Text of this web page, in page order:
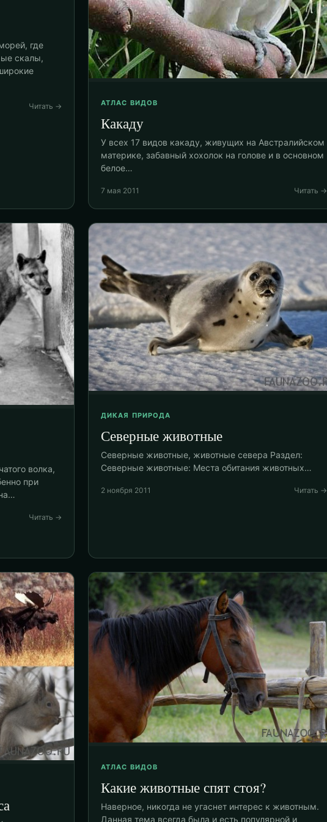
где
скалы,
Читать → АТЛАС ВИДОВ
Какаду
У всех 17 видов какаду, живущих на Австралийском
материке, забавный хохолок на голове и в основном
белое…
7 мая 2011 Читать →
волка,
при
Читать →
ДИКАЯ ПРИРОДА
Северные животные
Северные животные, животные севера Раздел:
Северные животные: Места обитания животных…
2 ноября 2011 Читать →
АТЛАС ВИДОВ
Какие животные спят стоя?
Наверное, никогда не угаснет интерес к животным.
Данная тема всегда была и есть популярной и